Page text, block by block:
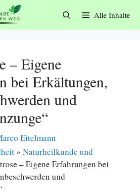
Alle Inhalte
– Eigene
bei Erkältungen,
und
Eitelmann
» Naturheilkunde und
– Eigene Erfahrungen bei
und